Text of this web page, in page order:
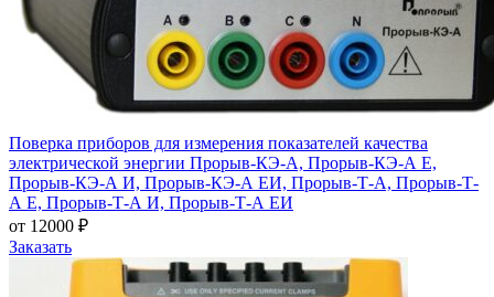
Поверка приборов для измерения показателей качества
электрической энергии Прорыв-КЭ-А, Прорыв-КЭ-А Е,
Прорыв-КЭ-А И, Прорыв-КЭ-А ЕИ, Прорыв-Т-А, Прорыв-Т-
А Е, Прорыв-Т-А И, Прорыв-Т-А ЕИ
от 12000 ₽
Заказать